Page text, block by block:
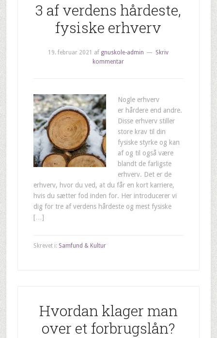
3 af verdens hårdeste,
fysiske erhverv
19. februar 2021 af gnuskole-admin
Skriv
kommentar
Nogle erhverv
er hårdere end andre.
Disse erhverv stiller
store krav til din
fysiske styrke og kan
af og til også være
blandt de farligste
erhverv. Det er de
erhverv, hvor du ved, at du får en kort karriere,
hvis du sætter fod inden for. Her introducerer vi
dig for tre af verdens hårdeste og mest fysiske
[…]
Skrevet i: Samfund & Kultur
Hvordan klager man
over et forbrugslån?